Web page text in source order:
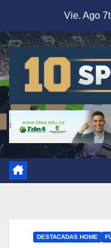
Vie. Ago
DESTACADAS HOME